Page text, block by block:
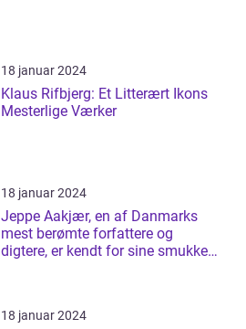
18 januar 2024
Klaus Rifbjerg: Et Litterært Ikons
Mesterlige Værker
18 januar 2024
Jeppe Aakjær, en af Danmarks
mest berømte forfattere og
digtere, er kendt for sine smukke
18 januar 2024